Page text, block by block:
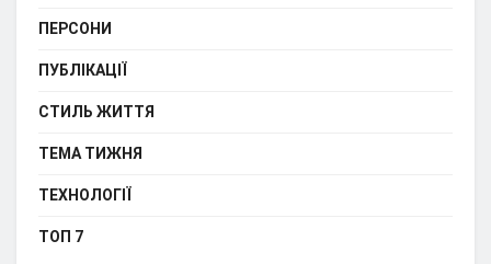
ПЕРСОНИ
ПУБЛІКАЦІЇ
СТИЛЬ ЖИТТЯ
ТЕМА ТИЖНЯ
ТЕХНОЛОГІЇ
ТОП 7